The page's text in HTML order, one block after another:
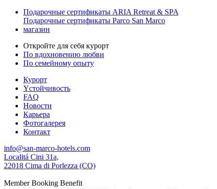
Подарочные сертификаты ARIA Retreat & SPA
Подарочные сертификаты Parco San Marco
магазин
Откройте для себя курорт
По вдохновению любви
По семейному опыту
Курорт
Yстойчивость
FAQ
Новости
Карьера
Фотогалерея
Контакт
info@san-marco-hotels.com
Localitá Cini 31a,
22018 Cima di Porlezza (CO)
Member Booking Benefit